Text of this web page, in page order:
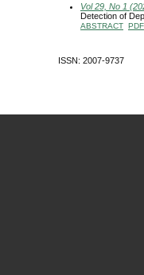
Vol 29, No 1
Detection of
ABSTRACT PDF
ISSN: 2007-9737